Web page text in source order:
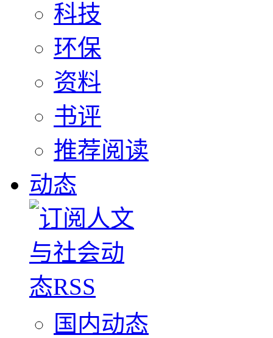
科技
环保
资料
书评
推荐阅读
动态
国内动态